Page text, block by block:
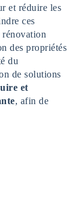
et réduire les
ces
rénovation
des propriétés
du
de solutions
et
, afin de